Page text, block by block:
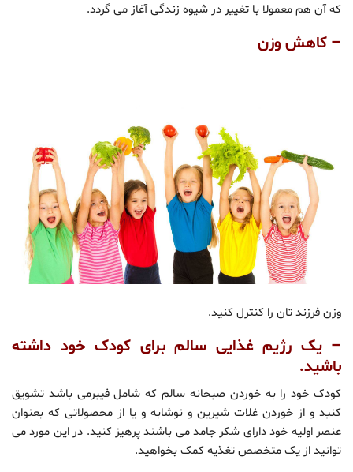
که آن هم معمولا با تغییر در شیوه زندگی آغاز می گردد.
– کاهش وزن
وزن فرزند تان را کنترل کنید.
– یک رژیم غذایی سالم برای کودک خود داشته
باشید.
کودک خود را به خوردن صبحانه سالم که شامل فیبرمی باشد تشویق
کنید و از خوردن غلات شیرین و نوشابه و یا از محصولاتی که بعنوان
عنصر اولیه خود دارای شکر جامد می باشند پرهیز کنید. در این مورد می
توانید از یک متخصص تغذیه کمک بخواهید.